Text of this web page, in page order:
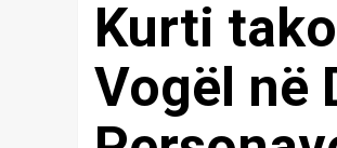
Kurti
Vogël në